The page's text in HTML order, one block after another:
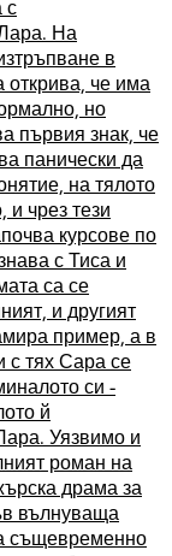
с
На
в
открива, че има
но
първия знак, че
панически да
на тялото
и чрез тези
курсове по
с Тиса и
са се
и другият
пример, а в
тях Сара се
си -
й
Уязвимо и
роман на
драма за
вълнуваща
същевременно